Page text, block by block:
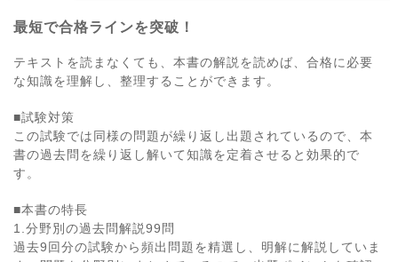
最短で合格ラインを突破！
テキストを読まなくても、本書の解説を読めば、合格に必要
な知識を理解し、整理することができます。
■試験対策
この試験では同様の問題が繰り返し出題されているので、本
書の過去問を繰り返し解いて知識を定着させると効果的で
す。
■本書の特長
1.分野別の過去問解説99問
過去9回分の試験から頻出問題を精選し、明解に解説していま